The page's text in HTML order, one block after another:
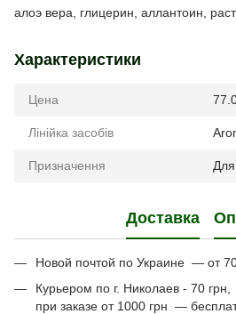
алоэ вера, глицерин, аллантоин,
Характеристики
Цена
Лінійка засобів
Призначення
Доставка
Новой почтой по Украине — от 70
Курьером по г. Николаев - 70 грн,
при заказе от 1000 грн —